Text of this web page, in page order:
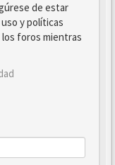
de estar
y políticas
los foros mientras